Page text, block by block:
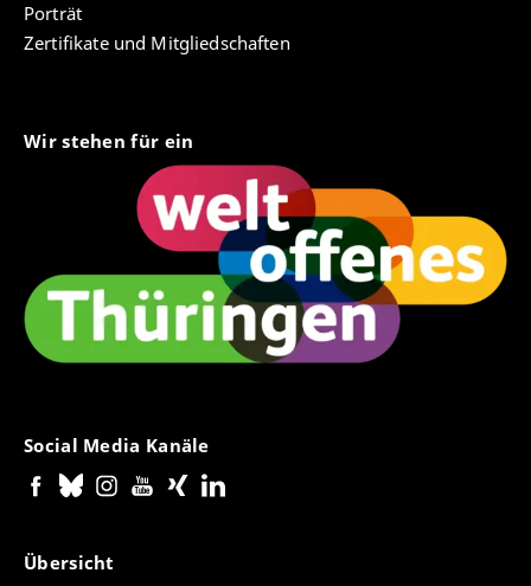
Porträt
Zertifikate und Mitgliedschaften
Wir stehen für ein
Social Media Kanäle
Übersicht